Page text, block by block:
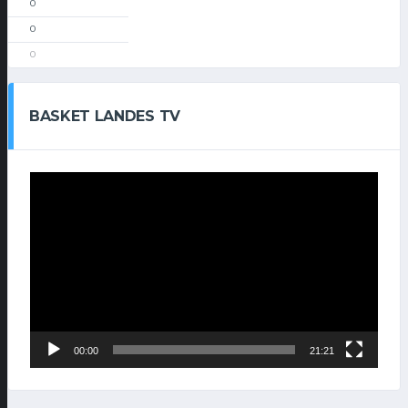
0
0
0
BASKET LANDES TV
00:00 21:21